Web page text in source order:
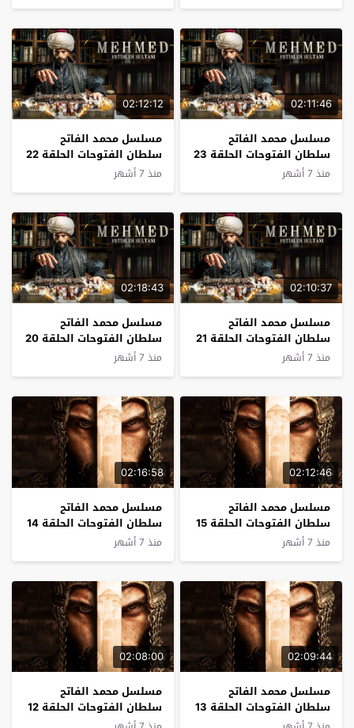
02:11:46
مسلسل محمد الفاتح
سلطان الفتوحات الحلقة 23
مترجم
منذ 7 أشهر
02:12:12
مسلسل محمد الفاتح
سلطان الفتوحات الحلقة 22
مترجم
منذ 7 أشهر
02:10:37
مسلسل محمد الفاتح
سلطان الفتوحات الحلقة 21
مترجم
منذ 7 أشهر
02:18:43
مسلسل محمد الفاتح
سلطان الفتوحات الحلقة 20
مترجم
منذ 7 أشهر
02:12:46
مسلسل محمد الفاتح
سلطان الفتوحات الحلقة 15
مترجم
منذ 7 أشهر
02:16:58
مسلسل محمد الفاتح
سلطان الفتوحات الحلقة 14
مترجم
منذ 7 أشهر
02:09:44
مسلسل محمد الفاتح
سلطان الفتوحات الحلقة 13
مترجم
02:08:00
مسلسل محمد الفاتح
سلطان الفتوحات الحلقة 12
مترجم